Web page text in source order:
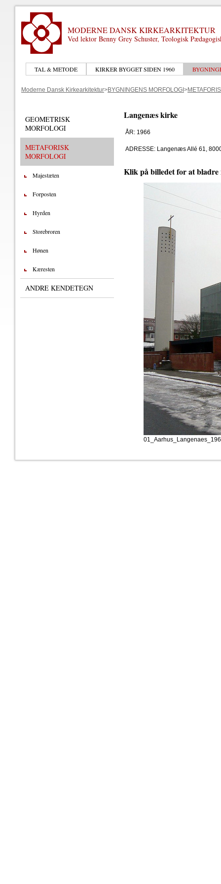
MODERNE DANSK KIRKEARKITEKTUR
Ved lektor Benny Grey Schuster, Teologisk
TAL & METODE KIRKER BYGGET SIDEN 1960
Moderne Dansk Kirkearkitektur>BYGNINGENS MORFOLOGI >
GEOMETRISK
MORFOLOGI
METAFORISK
MORFOLOGI
Majestæten
Forposten
Hyrden
Storebroren
Hønen
Kæresten
ANDRE KENDETEGN
Langenæs kirke
ÅR: 1966
ADRESSE: Langenæs Allé 61,
Klik på billedet for at bladre